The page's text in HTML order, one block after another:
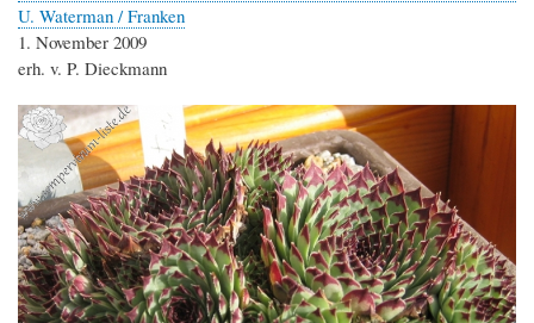
U. Waterman / Franken
1. November 2009
erh. v. P. Dieckmann